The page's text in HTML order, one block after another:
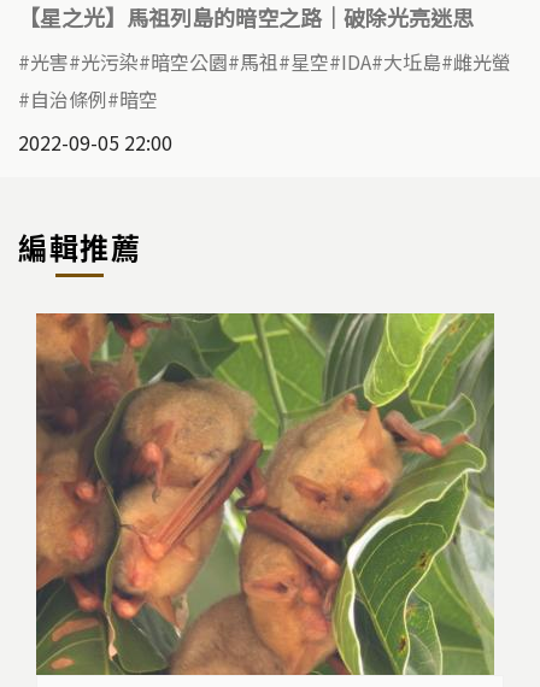
【星之光】馬祖列島的暗空之路｜破除光亮迷思
光害 光污染 暗空公園 馬祖 星空 IDA 大坵島 雌光螢
自治條例 暗空
2022-09-05 22:00
編輯推薦